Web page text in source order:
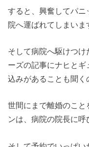
すると、興奮してパニ
院へ運ばれてしまい ま
そして病院へ駆けつけ
ーズの記事にナヒとギ
込みがあることも聞く
世間にまで離婚のこ
ンは、病院の院長に呼